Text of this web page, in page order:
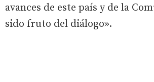
avances de este país y de la
sido fruto del diálogo».